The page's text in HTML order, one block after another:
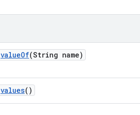
valueOf(String name)
values()